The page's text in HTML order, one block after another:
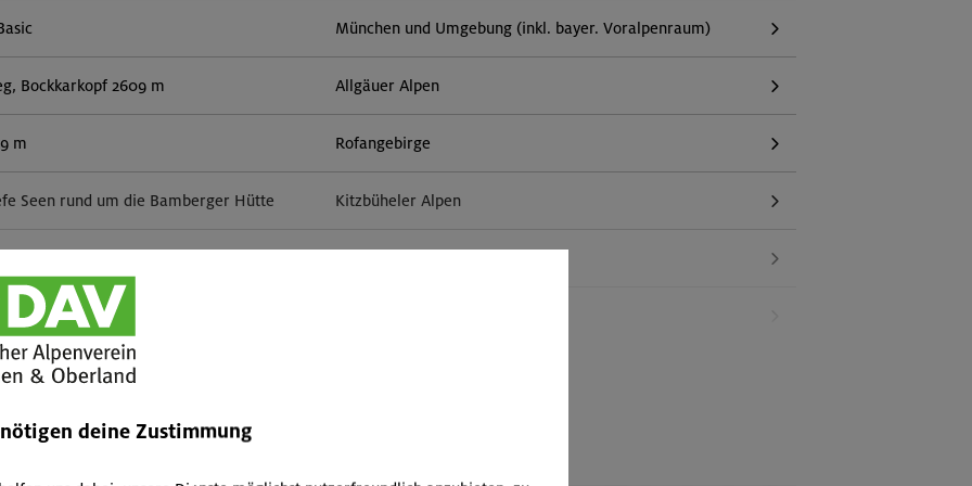
München und Umgebung (inkl. bayer. Voralpenraum)
Bockkarkopf 2609 m Allgäuer Alpen
m Rofangebirge
Seen rund um die Bamberger Hütte Kitzbüheler Alpen
indoor
indoor
in der Sonnblickgruppe
3133 m (Überschreitung)
deine Zustimmung